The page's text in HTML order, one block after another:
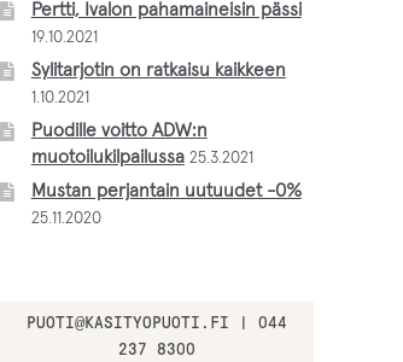
Pertti, Ivalon pahamaineisin pässi
19.10.2021
Sylitarjotin on ratkaisu kaikkeen
1.10.2021
Puodille voitto ADW:n
muotoilukilpailussa 25.3.2021
Mustan perjantain uutuudet -0%
25.11.2020
PUOTI@KASITYOPUOTI.FI | 044
237 8300